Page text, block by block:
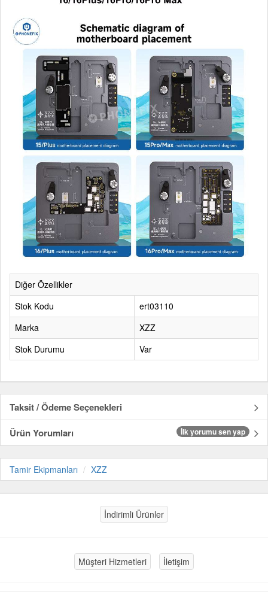
Diğer Özellikler
Stok Kodu
ert03110
Marka
XZZ
Stok Durumu
Var
Taksit / Ödeme Seçenekleri
Ürün Yorumları
İlk yorumu sen yap
Tamir Ekipmanları XZZ
İndirimli Ürünler
Müşteri Hizmetleri İletişim